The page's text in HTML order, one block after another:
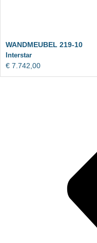
WANDMEUBEL 219-10
Interstar
€ 7.742,00